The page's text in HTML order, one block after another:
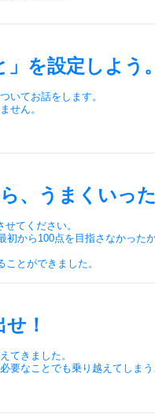
を設定しよう。
いてお話をします。
せん。
、うまくいった
てください。
初から100点を目指さなかった
とができました。
！
てきました。
要なことでも乗り越えてしまう